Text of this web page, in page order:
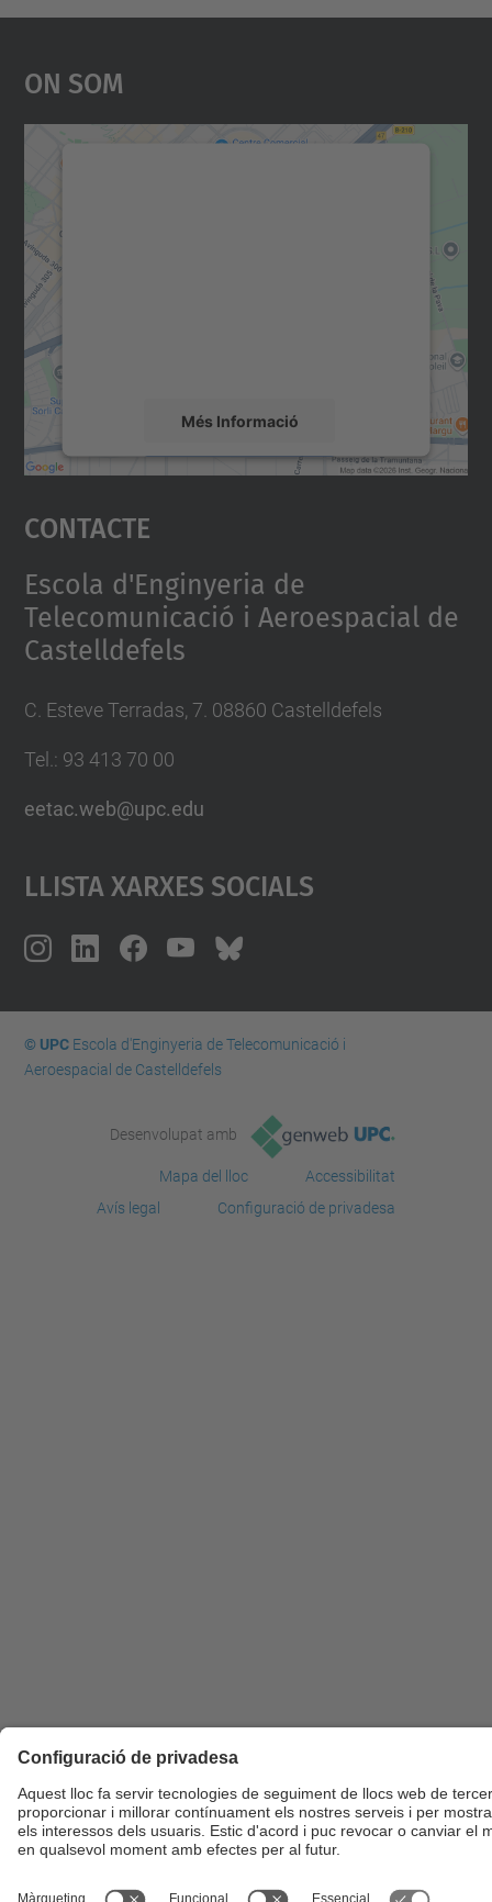
On Som
Més Informació
Accepta
powered by
Contacte
Escola d'Enginyeria de
Telecomunicació i Aeroespacial de
Castelldefels
C. Esteve Terradas, 7. 08860 Castelldefels
Tel.: 93 413 70 00
eetac.web@upc.edu
Llista Xarxes Socials
© UPCEscola d'Enginyeria de Telecomunicació i
Aeroespacial de Castelldefels
Desenvolupat amb
Mapa del lloc
Accessibilitat
Avís legal
Configuració de privadesa